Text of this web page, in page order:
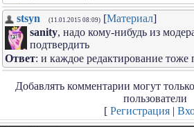
stsyn (11.01.2015 08:09) [Материал]
sanity, надо кому-нибудь из
подтвердить
Ответ: и каждое редактирование тоже
Добавлять комментарии могут
пользователи
[ Регистрация|